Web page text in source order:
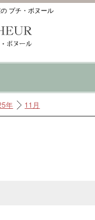
プチ・ボヌール
年 11月